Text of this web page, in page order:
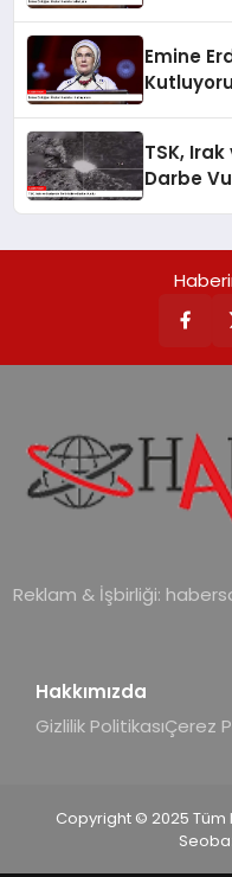
Emine
TSK,
Darbe
Reklam & İşbirliği:
Hakkımızda
Gizlilik PolitikasıÇerez
Copyright © 2025 Tüm